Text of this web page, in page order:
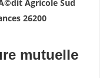
Agricole Sud
26200
mutuelle